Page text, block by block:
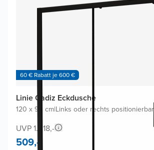
60 € Rabatt je 600 €
Linie Cadiz Eckdusche
120 x 90 cm|Links oder rechts positionierbar
UVP 1.018,-
509,-